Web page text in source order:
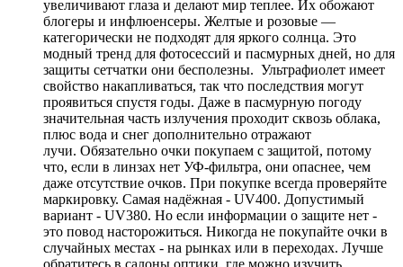
увеличивают глаза и делают мир теплее. Их обожают
блогеры и инфлюенсеры. Желтые и розовые —
категорически не подходят для яркого солнца. Это
модный тренд для фотосессий и пасмурных дней, но для
защиты сетчатки они бесполезны. Ультрафиолет имеет
свойство накапливаться, так что последствия могут
проявиться спустя годы. Даже в пасмурную погоду
значительная часть излучения проходит сквозь облака,
плюс вода и снег дополнительно отражают
лучи. Обязательно очки покупаем с защитой, потому
что, если в линзах нет УФ-фильтра, они опаснее, чем
даже отсутствие очков. При покупке всегда проверяйте
маркировку. Самая надёжная - UV400. Допустимый
вариант - UV380. Но если информации о защите нет -
это повод насторожиться. Никогда не покупайте очки в
случайных местах - на рынках или в переходах. Лучше
обратитесь в салоны оптики, где можно изучить